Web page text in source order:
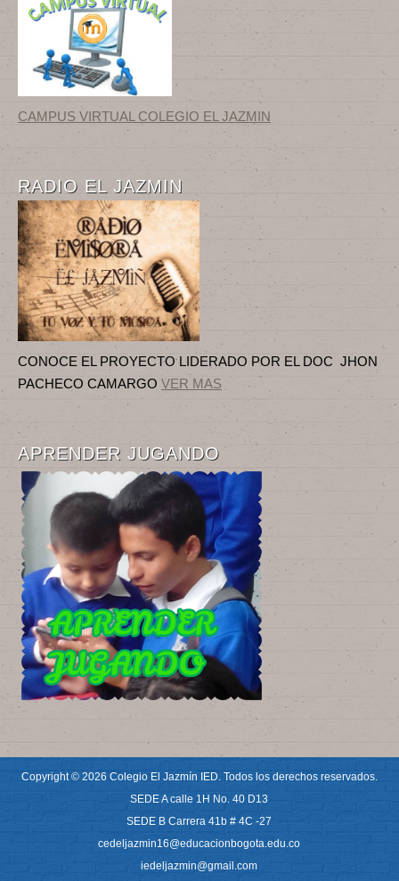
CAMPUS VIRTUAL COLEGIO EL JAZMIN
RADIO EL JAZMIN
CONOCE EL PROYECTO LIDERADO POR EL DOC JHON
PACHECO CAMARGO VER MAS
APRENDER JUGANDO
Copyright © 2026 Colegio El Jazmín IED. Todos los derechos reservados.
SEDE A calle 1H No. 40 D13
SEDE B Carrera 41b # 4C -27
cedeljazmin16@educacionbogota.edu.co
iedeljazmin@gmail.com